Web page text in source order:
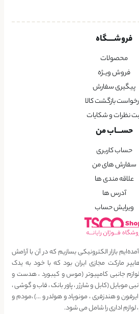
فروشــــگاه
محصولات
فروش ویــژه
پیگیری سفارش
بازگشت کالا
نظرات و شکایات
حســـاب من
حساب کاربری
سفارش های من
علاقه مندی ها
آدرس ها
ویرایش حساب
بازار الکترونیکی بسازیم که در آن با آرامش
مارکت مجازی ایران بود که با خود به یدک
جانبی کامپیوتر (موس و کیبورد ، هدست و
موبایل (کابل و شارژر ، پاور بانک ، قاب و گوشی ،
و هندزفری ، مونوپاد و هولدر و …) ،مودم و
لوازم اداری را شامل می شود.